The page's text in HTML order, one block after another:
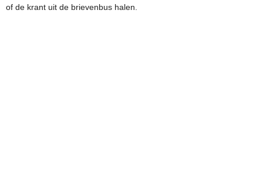
of de krant uit de brievenbus halen.